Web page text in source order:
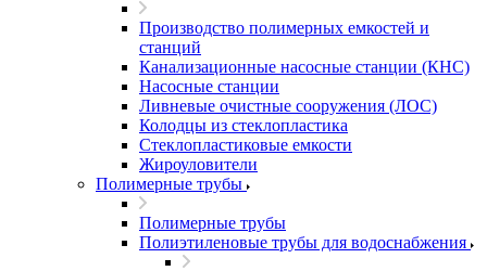
Производство полимерных емкостей и
станций
Канализационные насосные станции (КНС)
Насосные станции
Ливневые очистные сооружения (ЛОС)
Колодцы из стеклопластика
Стеклопластиковые емкости
Жироуловители
Полимерные трубы
Полимерные трубы
Полиэтиленовые трубы для водоснабжения